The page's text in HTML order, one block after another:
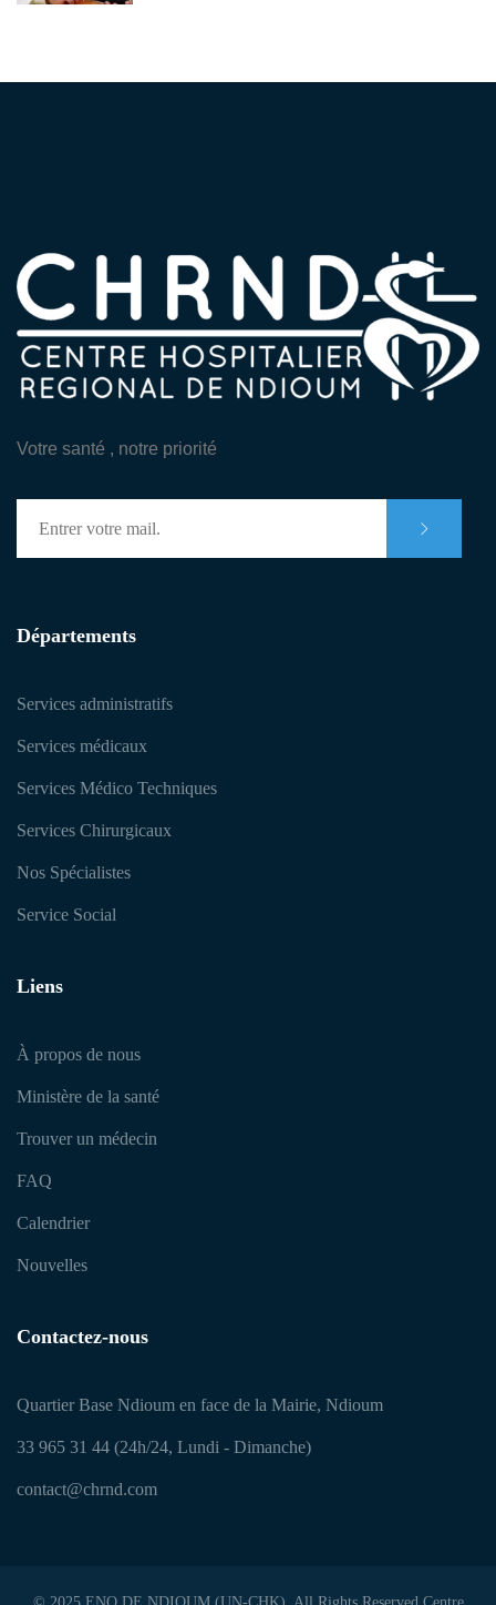
Votre santé , notre priorité
Départements
Services administratifs
Services médicaux
Services Médico Techniques
Services Chirurgicaux
Nos Spécialistes
Service Social
Liens
À propos de nous
Ministère de la santé
Trouver un médecin
FAQ
Calendrier
Nouvelles
Contactez-nous
Quartier Base Ndioum en face de la Mairie, Ndioum
33 965 31 44 (24h/24, Lundi - Dimanche)
contact@chrnd.com